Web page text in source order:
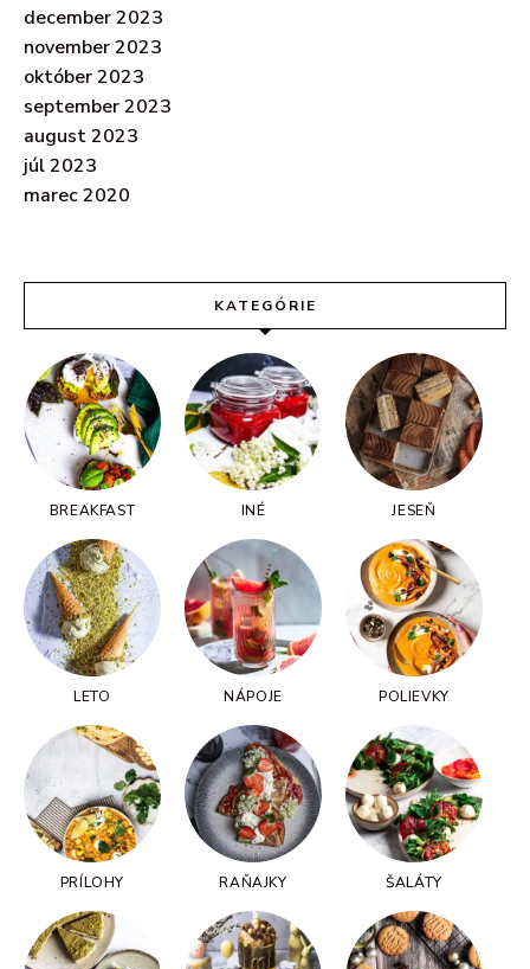
december 2023
november 2023
október 2023
september 2023
august 2023
júl 2023
marec 2020
KATEGÓRIE
BREAKFAST INÉ JESEŇ
LETO NÁPOJE POLIEVKY
PRÍLOHY RAŇAJKY ŠALÁTY